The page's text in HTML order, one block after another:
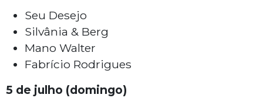
Seu Desejo
Silvânia & Berg
Mano Walter
Fabrício Rodrigues
5 de julho (domingo)